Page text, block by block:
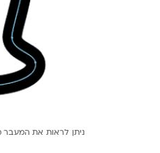
ניתן לראות את המעבר